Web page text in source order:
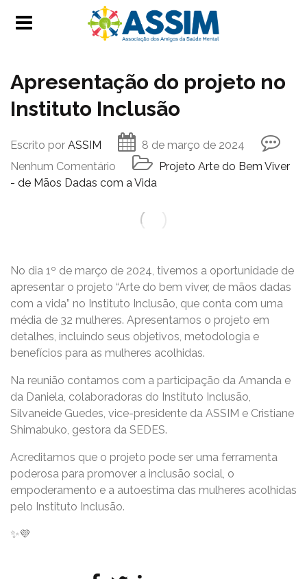
Apresentação do projeto no
Instituto Inclusão
Escrito por ASSIM
8 de março de 2024
Nenhum Comentário
Projeto Arte do Bem Viver
- de Mãos Dadas com a Vida
No dia 1º de março de 2024, tivemos a oportunidade de
apresentar o projeto “Arte do bem viver, de mãos dadas
com a vida” no Instituto Inclusão, que conta com uma
média de 32 mulheres. Apresentamos o projeto em
detalhes, incluindo seus objetivos, metodologia e
benefícios para as mulheres acolhidas.
Na reunião contamos com a participação da Amanda e
da Daniela, colaboradoras do Instituto Inclusão,
Silvaneide Guedes, vice-presidente da ASSIM e Cristiane
Shimabuko, gestora da SEDES.
Acreditamos que o projeto pode ser uma ferramenta
poderosa para promover a inclusão social, o
empoderamento e a autoestima das mulheres acolhidas
pelo Instituto Inclusão.
✨💜